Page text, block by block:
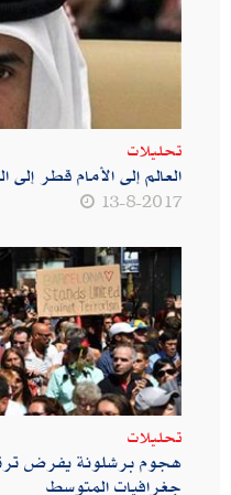
تحليلات
العالم إلى الأمام قطر إلى
13-8-2017
تحليلات
هجوم برشلونة يفرض
جغرافيات المتوسط